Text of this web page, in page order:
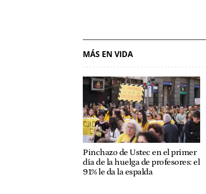
MÁS EN VIDA
Pinchazo de Ustec en el primer
día de la huelga de profesores: el
91% le da la espalda